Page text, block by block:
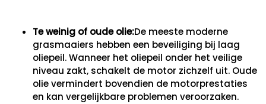
Te weinig of oude olie:De meeste moderne
grasmaaiers hebben een beveiliging bij laag
oliepeil. Wanneer het oliepeil onder het veilige
niveau zakt, schakelt de motor zichzelf uit. Oude
olie vermindert bovendien de motorprestaties
en kan vergelijkbare problemen veroorzaken.